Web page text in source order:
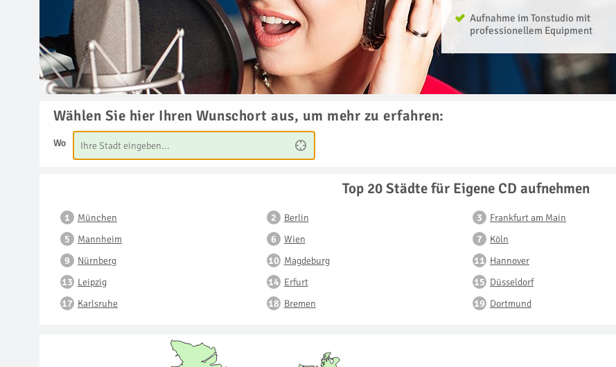
Aufnahme im Tonstudio mit
professionellem Equipment
Wählen Sie hier Ihren Wunschort aus, um mehr zu erfahren:
Wo
Top 20 Städte für Eigene CD aufnehmen
München Berlin Frankfurt am Main
Mannheim
Wien Köln
Nürnberg
Magdeburg Hannover
Leipzig
Erfurt Düsseldorf
Karlsruhe
Bremen Dortmund